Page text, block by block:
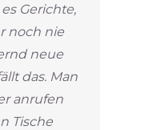
Gerichte,
noch nie
neue
das. Man
anrufen
Tische